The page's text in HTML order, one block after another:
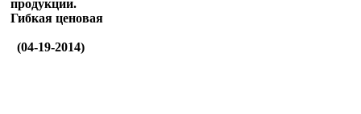
продукции.
Гибкая ценовая
(04-19-2014)